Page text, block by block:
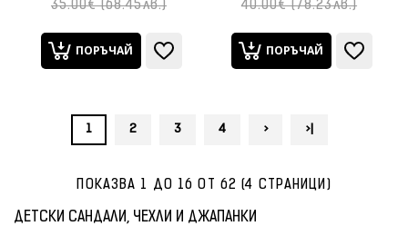
35.00€ (68.45лв.)
ПОРЪЧАЙ
40.00€ (78.23лв.)
ПОРЪЧАЙ
1 2 3 4 > >|
ПОКАЗВА 1 ДО 16 ОТ 62 (4 СТРАНИЦИ)
ДЕТСКИ САНДАЛИ, ЧЕХЛИ И ДЖАПАНКИ